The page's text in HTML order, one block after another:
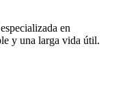
en
y una larga vida útil.